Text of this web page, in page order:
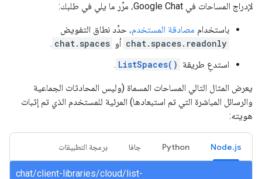
لإدراج المساحات في Google Chat، مرِّر ما يلي في طلبك:
باستخدام مصادقة المستخدم، حدِّد نطاق التفويض
chat.spaces.readonly أو chat.spaces
.
استدعِ طريقة ListSpaces()
.
يعرض المثال التالي المساحات المسماة (وليس المحادثات الجماعية
والرسائل المباشرة التي تم استبعادها) المرئية للمستخدم الذي تم إثبات
هويته:
Node.js
Python جافا برمجة التطبيقات
chat/client-libraries/cloud/list-